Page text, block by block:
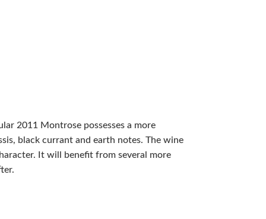
2011 Montrose possesses a more
black currant and earth notes. The wine
It will benefit from several more